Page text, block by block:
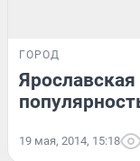
ГОРОД
19 мая, 2014, 15:18